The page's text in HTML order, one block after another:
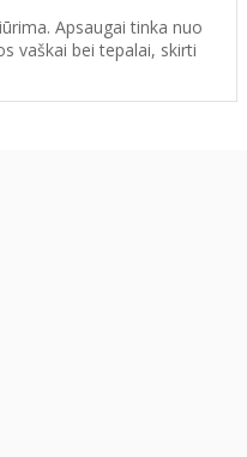
Apsaugai tinka nuo
vaškai bei tepalai, skirti